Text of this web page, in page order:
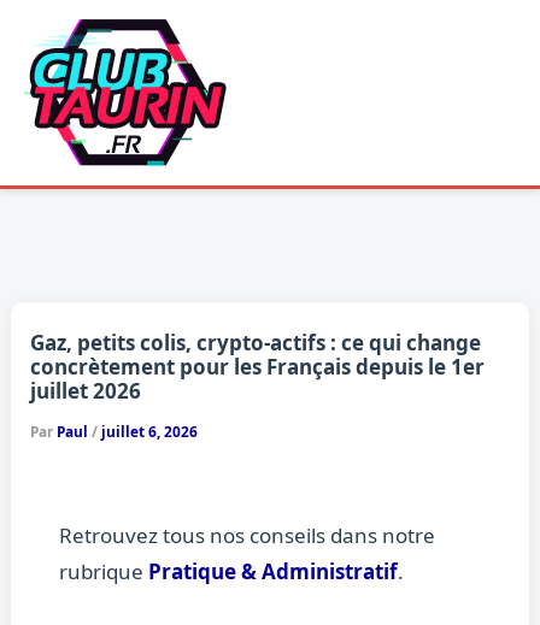
contenu
Gaz, petits colis, crypto-actifs : ce qui change
concrètement pour les Français depuis le 1er
juillet 2026
Par Paul / juillet 6, 2026
Retrouvez tous nos conseils dans notre
rubrique Pratique & Administratif.